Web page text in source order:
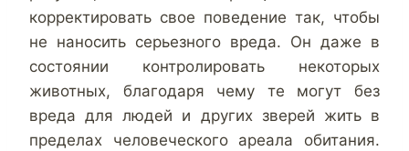
корректировать свое поведение так, чтобы
не наносить серьезного вреда. Он даже в
состоянии контролировать некоторых
животных, благодаря чему те могут без
вреда для людей и других зверей жить в
пределах человеческого ареала обитания.